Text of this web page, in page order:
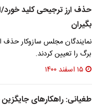
حذف ارز ترجیحی کلید خورد/
بگیران
نمایندگان مجلس سازوکار حذف
برگ را تعیین کردند.
۱۵ اسفند ۱۴۰۰
طغیانی: راهکارهای